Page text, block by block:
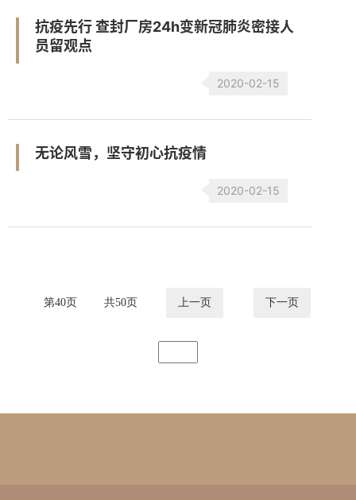
抗疫先行 查封厂房24h变新冠肺炎密接人
员留观点
2020-02-15
无论风雪，坚守初心抗疫情
2020-02-15
第40页 共50页 上一页 下一页